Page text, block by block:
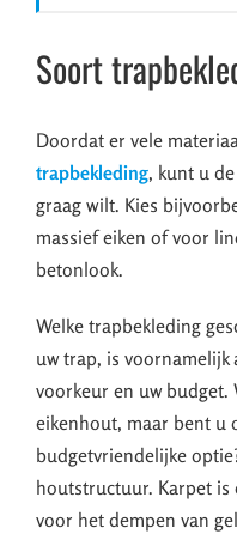
Soort
Doordat er vele
trapbekleding, kunt u
graag wilt. Kies
massief eiken of voor
betonlook.
Welke trapbekleding
uw trap, is voornamelijk
voorkeur en uw
eikenhout, maar bent u
budgetvriendelijke
houtstructuur. Karpet is
voor het dempen van